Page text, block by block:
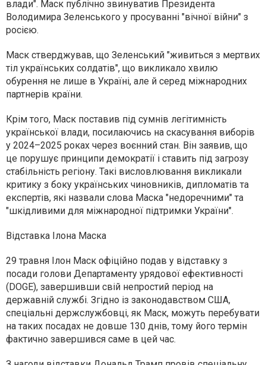
влади". Маск публічно звинуватив Президента
Володимира Зеленського у просуванні "вічної війни" з
росією.
Маск стверджував, що Зеленський "живиться з мертвих
тіл українських солдатів", що викликало хвилю
обурення не лише в Україні, але й серед міжнародних
партнерів країни.
Крім того, Маск поставив під сумнів легітимність
української влади, посилаючись на скасування виборів
у 2024–2025 роках через воєнний стан. Він заявив, що
це порушує принципи демократії і ставить під загрозу
стабільність регіону. Такі висловлювання викликали
критику з боку українських чиновників, дипломатів та
експертів, які назвали слова Маска "недоречними" та
"шкідливими для міжнародної підтримки України".
Відставка Ілона Маска
29 травня Ілон Маск офіційно подав у відставку з
посади голови Департаменту урядової ефективності
(DOGE), завершивши свій непростий період на
державній службі. Згідно із законодавством США,
спеціальні держслужбовці, як Маск, можуть перебувати
на таких посадах не довше 130 днів, тому його термін
фактично завершився саме в цей час.